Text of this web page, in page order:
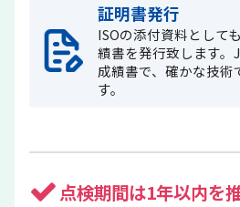
証明書発行
ISOの添付資料として
績書を発行致します。
成績書で、確かな技術
す。
点検期間は1年以内を